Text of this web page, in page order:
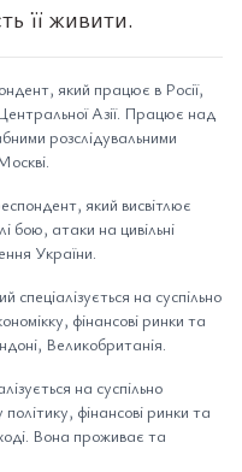
її живити.
який працює в Росії,
Азії. Працює над
розслідувальними
який висвітлює
бою, атаки на цивільні
України.
на суспільно
фінансові ринки та
Великобританія.
на суспільно
фінансові ринки та
Вона проживає та